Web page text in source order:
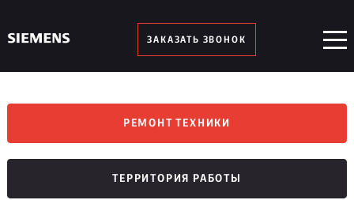
ЗАКАЗАТЬ ЗВОНОК
РЕМОНТ ТЕХНИКИ
ТЕРРИТОРИЯ РАБОТЫ